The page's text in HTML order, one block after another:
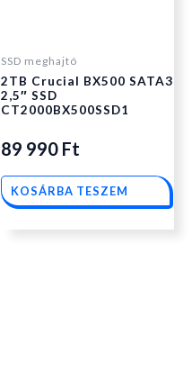
SSD meghajtó
2TB Crucial BX500 SATA3
2,5″ SSD
CT2000BX500SSD1
89 990 Ft
KOSÁRBA TESZEM